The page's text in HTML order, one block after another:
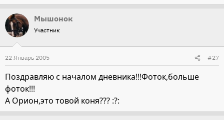
Мышонок
Участник
22 Январь 2005 #27
Поздравляю с началом дневника!!!Фоток,больше
фоток!!!
А Орион,это товой коня??? :?: